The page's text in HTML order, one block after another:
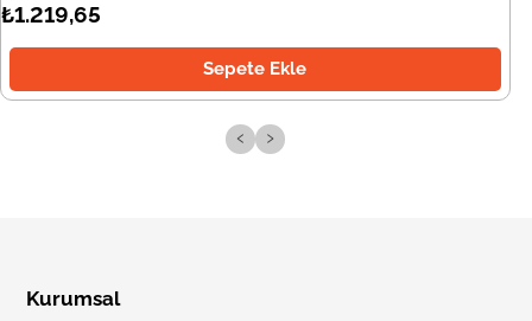
₺1.219,65
Sepete Ekle
‹ ›
Kurumsal